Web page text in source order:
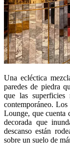
Una ecléctica
paredes de piedra
que las
contemporáneo.
Lounge, que cuenta
decorada que
descanso están
sobre un suelo de